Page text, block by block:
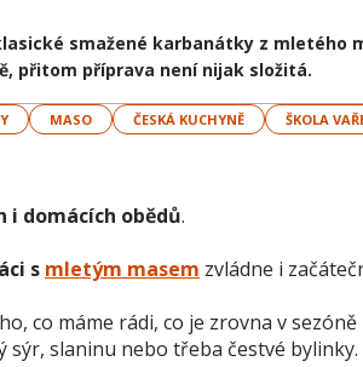
smažené karbanátky z mletého
přitom příprava není nijak složitá.
MASO ČESKÁ KUCHYNĚ ŠKOLA
domácích obědů.
s mletým masem zvládne i
co máme rádi, co je zrovna v sezóně
sýr, slaninu nebo třeba čestvé bylinky.